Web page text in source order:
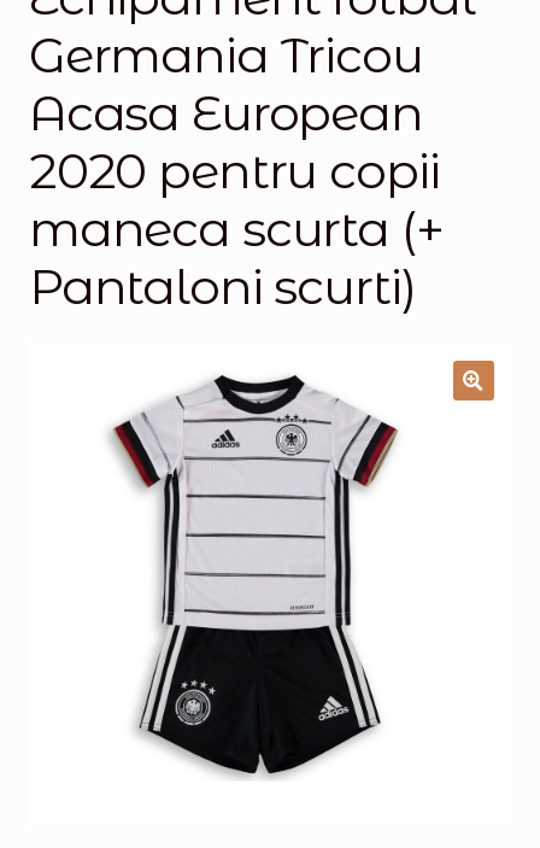
Magazinul
Germania Tricou
Acasa European
2020 pentru copii
maneca scurta (+
Pantaloni scurti)